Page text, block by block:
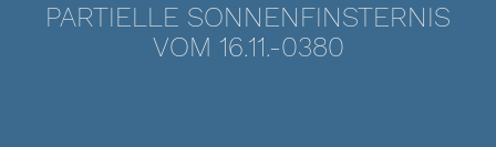
PARTIELLE SONNENFINSTERNIS
VOM 16.11.-0380